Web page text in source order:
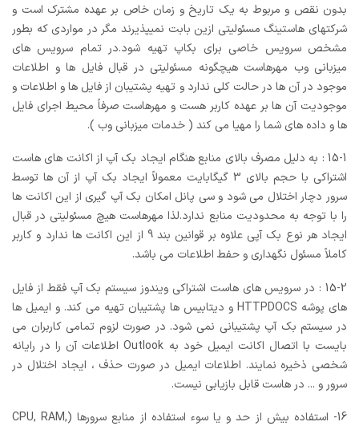
بدون نقص و مربوط به یک تاریخ و زمان خاص بر عهده مشترک است و
شرکتهای هاستینگ مسئولیتی ازین بابت نمیپذیرند مگر در مواردی که بطور
مشخص سرویس خاصی برای بکاپ تهیه شود.در تمام سرویس های
میزبانی وب مهرهاست هیچگونه مسئولیتی در قبال فایل ها و اطلاعات
موجود در آن ها در حالت کلی ندارد و تهیه پشتیبان از فایل ها و اطلاعات و
موجودیت آن ها بر عهده کاربر هست و مهرهاست صرفاً محیط اجرای فایل
ها و داده های شما را مهیا می کند ( خدمات میزبانی وب ).
15-1 : به دلیل مصرف بالای منابع هنگام ایجاد بک آپ از اکانت های هاست
اشتراکی با حجم بالای 3 گیگابایت معمولاً ایجاد بک آپ از آن ها توسط
سرور دچار اختلال می شود و سی پانل امکان بک آپ گیری از این اکانت ها
را با توجه به محدودیت منابع ندارد.لذا مهرهاست هیچ مسئولیتی در قبال
ایجاد هر نوع بک آپی علاوه بر قوانین بند 9 از این اکانت ها ندارد و کاربر
کاملاً مسئول نگهداری و حفط اطلاعات می باشد.
15-2 : در سرویس های هاست اشتراکی ویندوز سیستم بک آپ فقط از فایل
های پوشه HTTPDOCS و دیتابیس ها پشتیبان تهیه می کند. و ایمیل ها
در سیستم بک آپ پشتیبانی نمی شود. در صورت لزوم تمامی کاربران می
بایست با اتصال اکانت ایمیل خود به Outlook اطلاعات آن را در رایانه
شخصی ذخیره نمایند. اطلاعات ایمیل در صورت حذف ، ایجاد اختلال در
سرور و ... در هاست قابل بازیابی نیست.
16- استفاده بيش از حد و يا سوء استفاده از منابع سرورها (CPU, RAM,